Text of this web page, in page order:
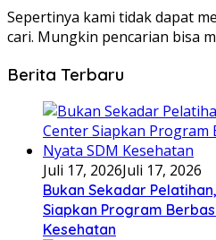
Sepertinya kami tidak dapat
cari. Mungkin pencarian bisa
Berita Terbaru
Juli 17, 2026Juli 17, 2026
Bukan Sekadar
Siapkan Program
Kesehatan